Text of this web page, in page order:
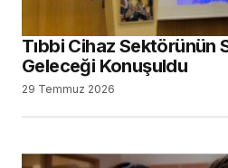
Tıbbi Cihaz Sektörünün
Geleceği Konuşuldu
29 Temmuz 2026